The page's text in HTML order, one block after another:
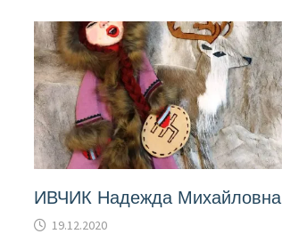
ИВЧИК Надежда Михайловна
19.12.2020